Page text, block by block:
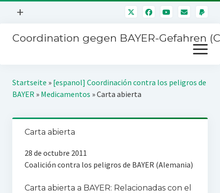
Menü
+
Mitmachen
Über uns
Impressum
Coordination gegen BAYER-Gefahren
Menü
öffnen
Kampagnen
SPENDEN
Startseite » [espanol] Coordinación contra los peligros de
BAYER» Medicamentos »Carta abierta
Carta abierta
28 de octubre 2011
Coalición contra los peligros de BAYER (Alemania)
Carta abierta a BAYER: Relacionadas con el